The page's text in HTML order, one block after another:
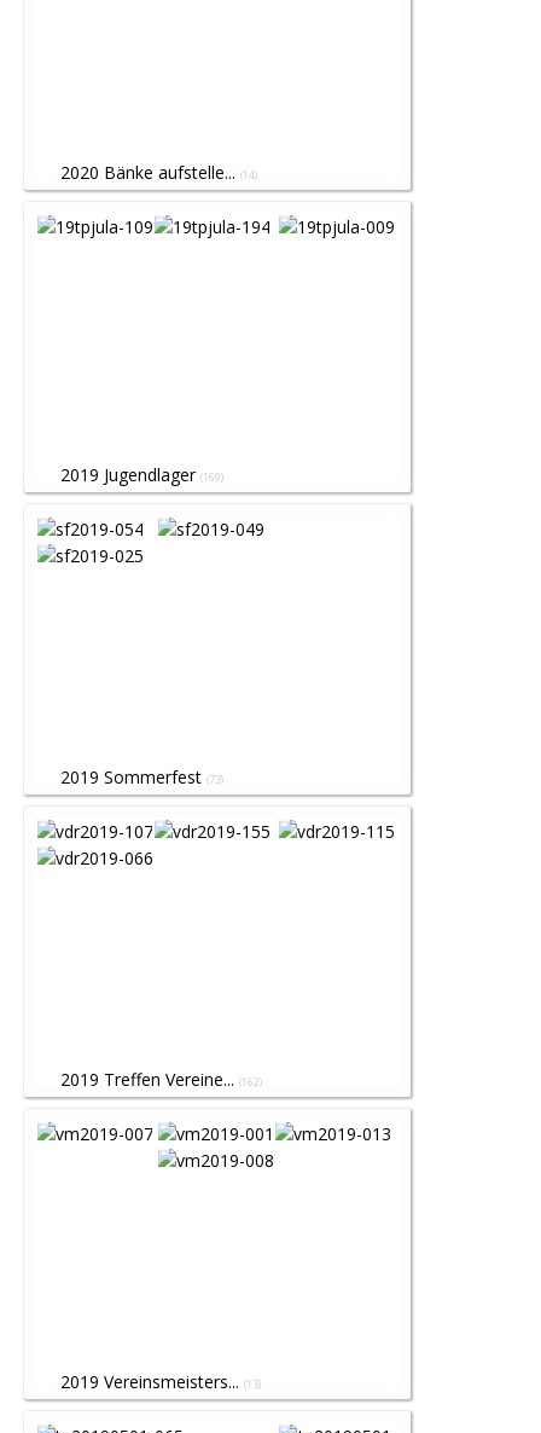
2020 Bänke aufstelle... (14)
2019 Jugendlager (169)
2019 Sommerfest (73)
2019 Treffen Vereine... (162)
2019 Vereinsmeisters... (13)